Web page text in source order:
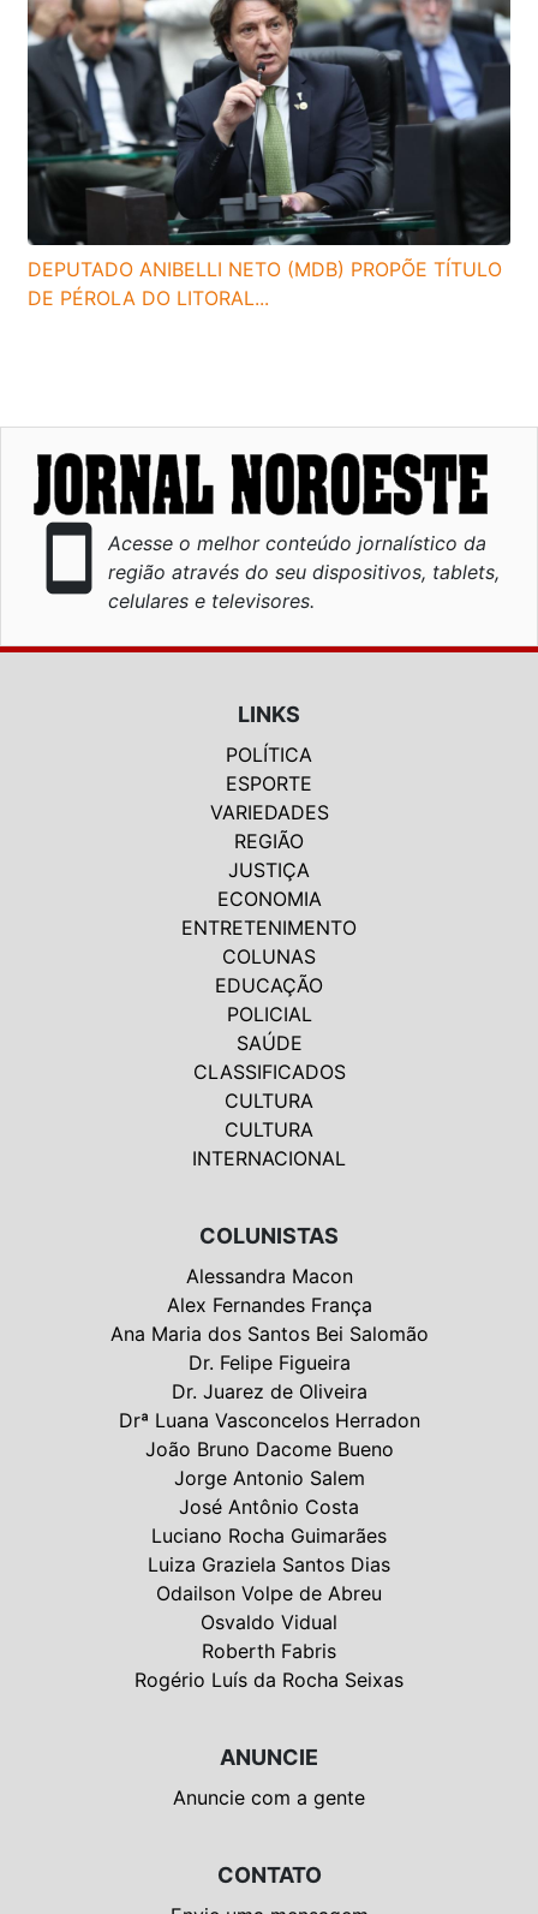
DEPUTADO ANIBELLI NETO (MDB) PROPÕE TÍTULO
DE PÉROLA DO LITORAL...
smartphone
Acesse o melhor conteúdo jornalístico da
região através do seu dispositivos, tablets,
celulares e televisores.
LINKS
POLÍTICA
ESPORTE
VARIEDADES
REGIÃO
JUSTIÇA
ECONOMIA
ENTRETENIMENTO
COLUNAS
EDUCAÇÃO
POLICIAL
SAÚDE
CLASSIFICADOS
CULTURA
CULTURA
INTERNACIONAL
COLUNISTAS
Alessandra Macon
Alex Fernandes França
Ana Maria dos Santos Bei Salomão
Dr. Felipe Figueira
Dr. Juarez de Oliveira
Drª Luana Vasconcelos Herradon
João Bruno Dacome Bueno
Jorge Antonio Salem
José Antônio Costa
Luciano Rocha Guimarães
Luiza Graziela Santos Dias
Odailson Volpe de Abreu
Osvaldo Vidual
Roberth Fabris
Rogério Luís da Rocha Seixas
ANUNCIE
Anuncie com a gente
CONTATO